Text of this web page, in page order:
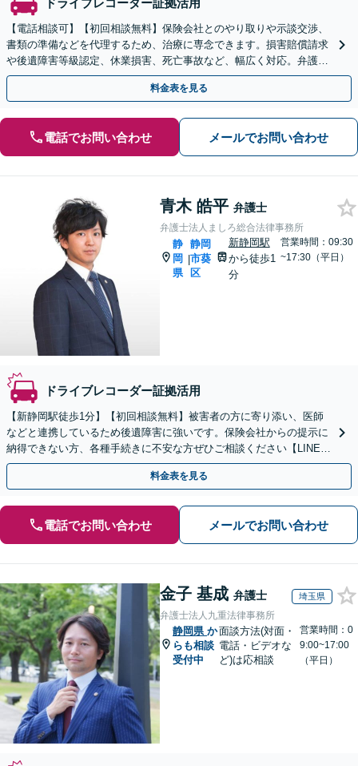
【電話相談可】【初回相談無料】保険会社とのやり取りや示談交渉、
書類の準備などを代理するため、治療に専念できます。損害賠償請求
や後遺障害等級認定、休業損害、死亡事故など、幅広く対応。弁護士
特約を利用できます【休日・夜間相談可】
料金表を見る
電話でお問い合わせ メールでお問い合わせ
青木 皓平 弁護士
弁護士法人ましろ総合法律事務所
静
岡
県
|
静岡
市葵
区
新静岡駅
から徒歩1
分
営業時間：09:30
~17:30（平日）
ドライブレコーダー証拠活用
【新静岡駅徒歩1分】【初回相談無料】被害者の方に寄り添い、医師
などと連携しているため後遺障害に強いです。保険会社からの提示に
納得できない方、各種手続きに不安な方ぜひご相談ください【LINE対
応可】
料金表を見る
電話でお問い合わせ メールでお問い合わせ
金子 基成 弁護士 埼玉県
弁護士法人九重法律事務所
静岡県 か
らも相談
受付中
面談方法(対面・
電話・ビデオな
ど)は応相談
営業時間：0
9:00~17:00
（平日）